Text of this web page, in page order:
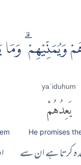
وَيُمَنِّيْهِمْ
yaʿiduhum
يَعِدُهُمْ
He promises
کرتا ہے ان سے